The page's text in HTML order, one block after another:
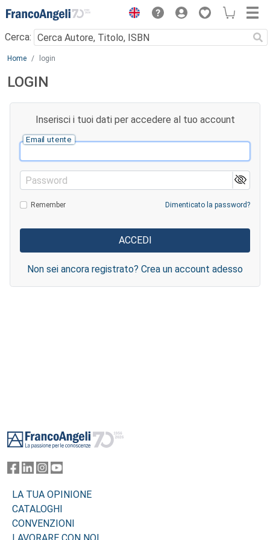
Menu
Cerca:
Main content
Home login
LOGIN
Inserisci i tuoi dati per accedere al tuo account
Email utente
Password
Remember Dimenticato la password?
Non sei ancora registrato? Crea un account adesso
LA TUA OPINIONE
CATALOGHI
CONVENZIONI